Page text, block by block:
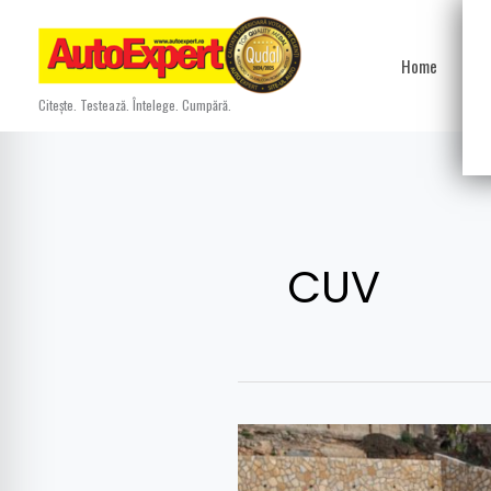
content
Citește. Testează. Întelege. Cumpără.
Home
CUV
Volkswagen
T-